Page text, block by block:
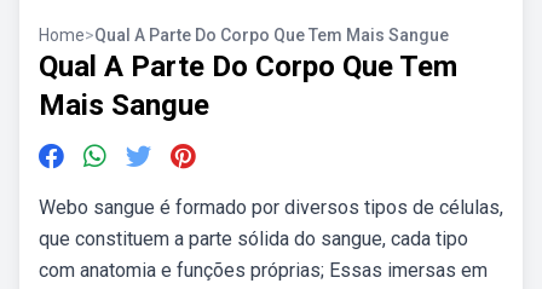
Home>Qual A Parte Do Corpo Que Tem Mais Sangue
Qual A Parte Do Corpo Que Tem
Mais Sangue
Webo sangue é formado por diversos tipos de células,
que constituem a parte sólida do sangue, cada tipo
com anatomia e funções próprias; Essas imersas em